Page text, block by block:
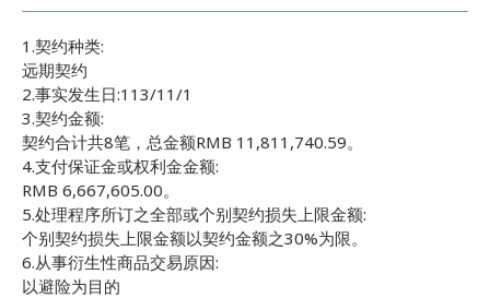
1.契约种类:
远期契约
2.事实发生日:113/11/1
3.契约金额:
契约合计共8笔，总金额RMB 11,811,740.59。
4.支付保证金或权利金金额:
RMB 6,667,605.00。
5.处理程序所订之全部或个别契约损失上限金额:
个别契约损失上限金额以契约金额之30%为限。
6.从事衍生性商品交易原因:
以避险为目的